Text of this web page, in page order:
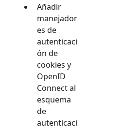
Añadir
manejador
es de
autenticaci
ón de
cookies y
OpenID
Connect al
esquema
de
autenticaci